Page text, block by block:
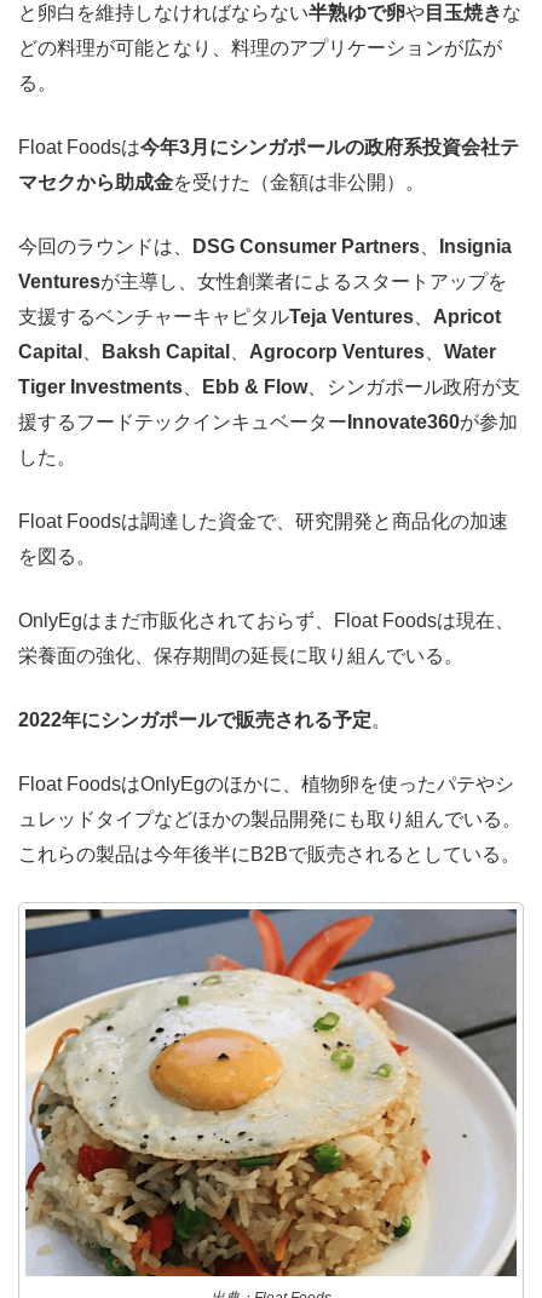
と卵白を維持しなければならない半熟ゆで卵や 目玉焼きな
どの料理が可能となり、料理のアプリケーションが広が
る。
Float Foodsは今年3月にシンガポールの政府系投資会社テ
マセクから助成金を受けた（金額は非公開）。
今回のラウンドは、 DSG Consumer Partners
Insignia
Venturesが主導し、女性創業者によるスタートアップを
支援するベンチャーキャピタルTeja Ventures
Apricot
Capital
Baksh Capital Agrocorp Ventures
Water
Tiger Investments
Ebb & Flow、シンガポール政府が支
援するフードテックインキュベーター Innovate360が参加
した。
Float Foodsは調達した資金で、研究開発と商品化の加速
を図る。
OnlyEgはまだ市販化されておらず、Float Foodsは現在、
栄養面の強化、保存期間の延長に取り組んでいる。
2022年にシンガポールで販売される予定。
Float FoodsはOnlyEgのほかに、植物卵を使ったパテやシ
ュレッドタイプなどほかの製品開発にも取り組んでいる。
これらの製品は今年後半にB2Bで販売されるとしている。